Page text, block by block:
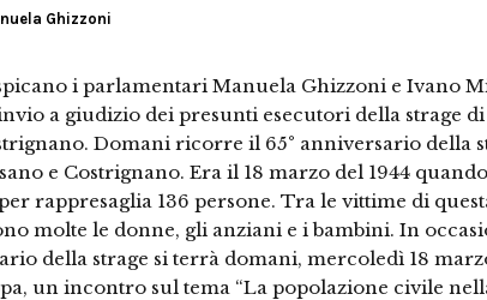
Ghizzoni
i parlamentari Manuela Ghizzoni e Ivano
a giudizio dei presunti esecutori della strage
Domani ricorre il 65° anniversario della
e Costrignano. Era il 18 marzo del 1944
rappresaglia 136 persone. Tra le vittime di
molte le donne, gli anziani e i bambini. In
della strage si terrà domani, mercoledì 18
un incontro sul tema “La popolazione civile